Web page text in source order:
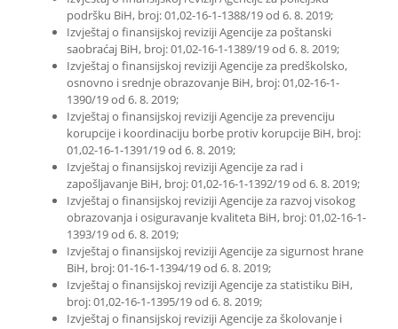
podršku BiH, broj: 01,02-16-1-1388/19 od 6. 8. 2019;
Izvještaj o finansijskoj reviziji Agencije za poštanski
saobraćaj BiH, broj: 01,02-16-1-1389/19 od 6. 8. 2019;
Izvještaj o finansijskoj reviziji Agencije za predškolsko,
osnovno i srednje obrazovanje BiH, broj: 01,02-16-1-
1390/19 od 6. 8. 2019;
Izvještaj o finansijskoj reviziji Agencije za prevenciju
korupcije i koordinaciju borbe protiv korupcije BiH, broj:
01,02-16-1-1391/19 od 6. 8. 2019;
Izvještaj o finansijskoj reviziji Agencije za rad i
zapošljavanje BiH, broj: 01,02-16-1-1392/19 od 6. 8. 2019;
Izvještaj o finansijskoj reviziji Agencije za razvoj visokog
obrazovanja i osiguravanje kvaliteta BiH, broj: 01,02-16-1-
1393/19 od 6. 8. 2019;
Izvještaj o finansijskoj reviziji Agencije za sigurnost hrane
BiH, broj: 01-16-1-1394/19 od 6. 8. 2019;
Izvještaj o finansijskoj reviziji Agencije za statistiku BiH,
broj: 01,02-16-1-1395/19 od 6. 8. 2019;
Izvještaj o finansijskoj reviziji Agencije za školovanje i